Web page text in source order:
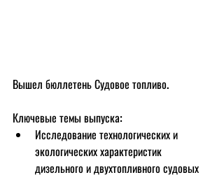
Вышел бюллетень Судовое топливо.
Ключевые темы выпуска:
Исследование технологических и
экологических характеристик
дизельного и двухтопливного судовых